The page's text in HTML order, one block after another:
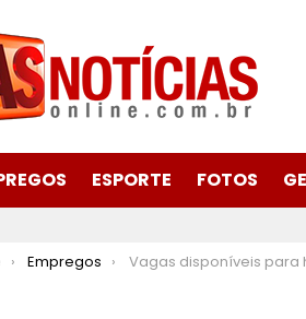
ESPORTE FOTOS
here:
Empregos Vagas disponíveis para hoje 28 de julho de